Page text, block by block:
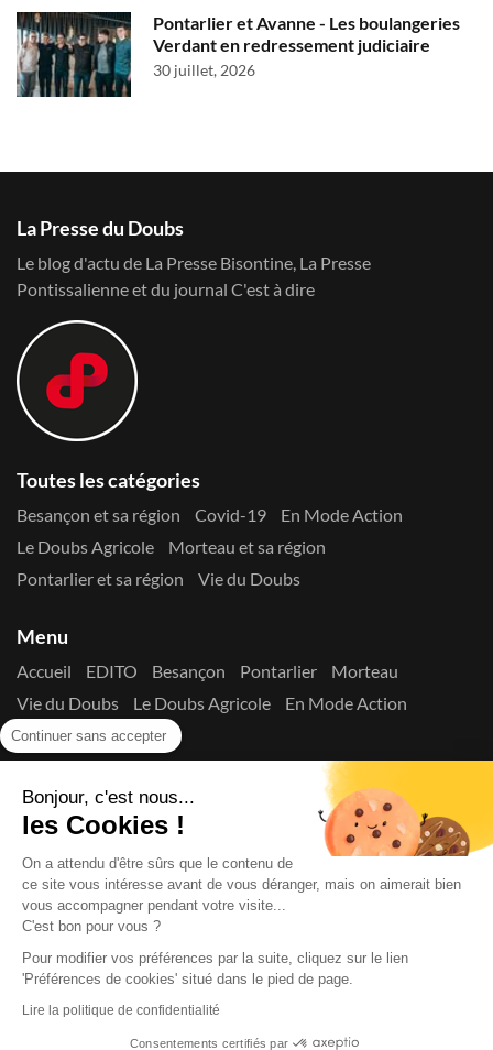
Continuer sans accepter
Bonjour, c'est nous...
les Cookies !
On a attendu d'être sûrs que le contenu de
ce site vous intéresse avant de vous déranger, mais on aimerait bien
vous accompagner pendant votre visite...
C'est bon pour vous ?
Pour modifier vos préférences par la suite, cliquez sur le lien
'Préférences de cookies' situé dans le pied de page.
Lire la politique de confidentialité
Consentements certifiés par
Pontarlier et Avanne - Les boulangeries
Verdant en redressement judiciaire
30 juillet, 2026
La Presse du Doubs
Le blog d'actu de La Presse Bisontine, La Presse
Pontissalienne et du journal C'est à dire
Toutes les catégories
Besançon et sa région Covid-19
En Mode Action
Le Doubs Agricole
Morteau et sa région
Pontarlier et sa région
Vie du Doubs
Menu
Accueil EDITO Besançon Pontarlier
Morteau
Vie du Doubs
Le Doubs Agricole
En Mode Action
Contactez-nous !
Suivez-nous sur les réseaux
Copyright © 2026 La Presse du Doubs
2725-8165 - N° de commission paritaire : 1125 Y 94392
Données Personnelles
Mentions Légales